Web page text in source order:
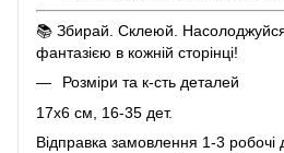
📚 Збирай. Склеюй.
фантазією в кожній сторінці!
Розміри та к-сть деталей
17х6 см, 16-35 дет.
Відправка замовлення 1-3 робочі